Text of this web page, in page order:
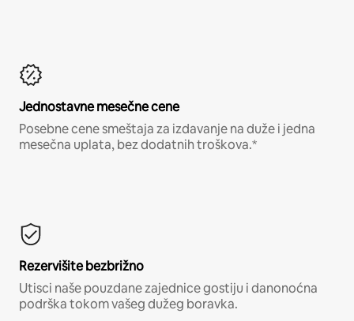
Jednostavne mesečne cene
Posebne cene smeštaja za izdavanje na duže i jedna
mesečna uplata, bez dodatnih troškova.*
Rezervišite bezbrižno
Utisci naše pouzdane zajednice gostiju i danonoćna
podrška tokom vašeg dužeg boravka.